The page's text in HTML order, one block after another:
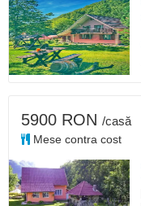
5900 RON /casă
Mese contra cost